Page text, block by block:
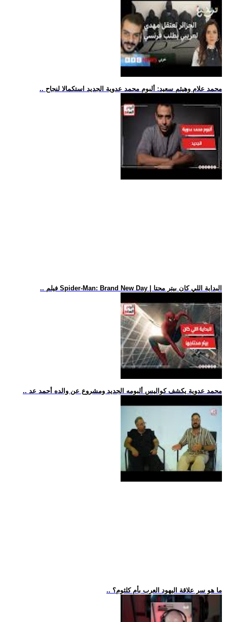
.. محمد علام وهيثم سعيد: ألبوم محمد عدوية الجديد استكمالا لنجاح
.. فيلم Spider-Man: Brand New Day | البداية اللي كان بيتر محتا
.. محمد عدوية يكشف كواليس ألبومه الجديد ومشروع عن والده أحمد عد
.. ما هو سر علاقة اليهود العرب بأم كلثوم؟